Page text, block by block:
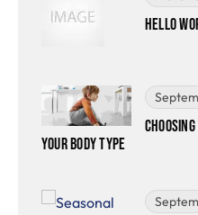
Hello
Your Body Type